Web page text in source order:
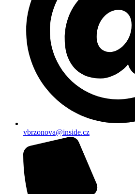
vbrzonova@inside.cz